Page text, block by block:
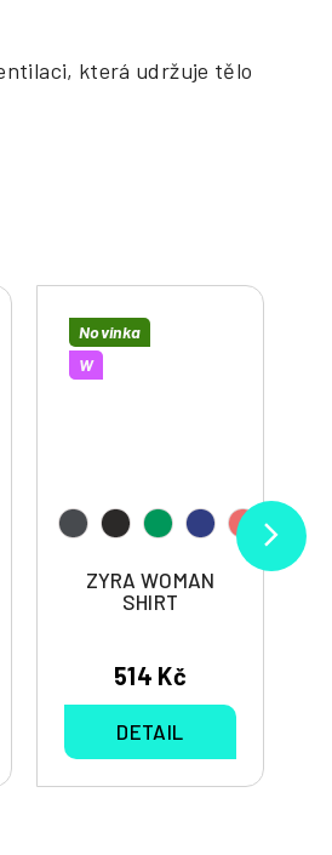
která udržuje tělo
Novinka
W
ZYRA WOMAN
SHIRT
514 Kč
DETAIL